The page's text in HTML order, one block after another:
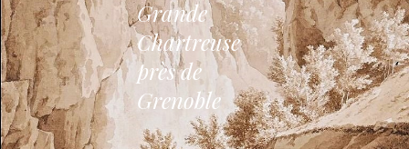
SEARCH SITE
Grande
Chartreuse
près de
Grenoble